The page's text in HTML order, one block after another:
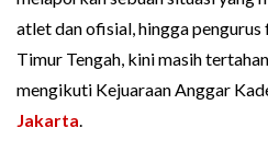
atlet dan ofisial, hingga
Timur Tengah, kini masih
mengikuti Kejuaraan Anggar
Jakarta.